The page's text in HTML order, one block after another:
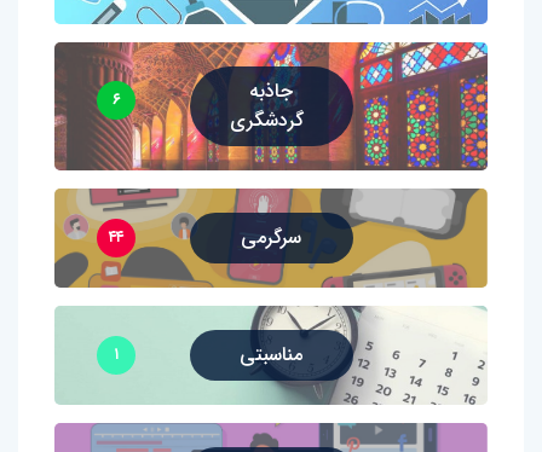
جاذبه
گردشگری
۶
سرگرمی ۴۴
مناسبتی ۱